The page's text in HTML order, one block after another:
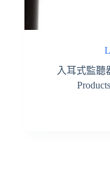
入耳式監聽
Products